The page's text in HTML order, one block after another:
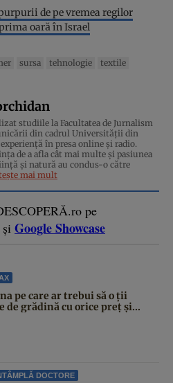
de pe vremea regilor
oară în Israel
sursa tehnologie textile
studiile la Facultatea de Jurnalism
din cadrul Universității din
în presa online și radio.
de a afla cât mai multe și pasiunea
şi natură au condus-o către
mai mult
pe
și Google Showcase
pe care ar trebui să o ții
de grădină cu orice preț și...
DOCTORE